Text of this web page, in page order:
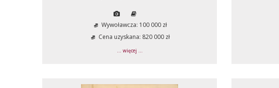
Wywoławcza: 100 000 zł
Cena uzyskana: 820 000 zł
... więcej ...